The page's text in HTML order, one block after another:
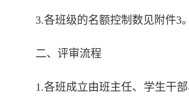
3.各班级的名额控制数见附件3。
二、评审流程
1.各班成立由班主任、学生干